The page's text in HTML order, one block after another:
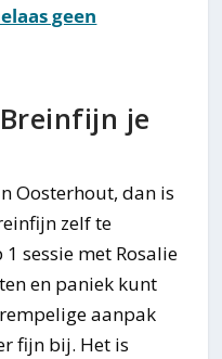
geen
je
Oosterhout, dan is
zelf te
sessie met Rosalie
en paniek kunt
aanpak
fijn bij. Het is